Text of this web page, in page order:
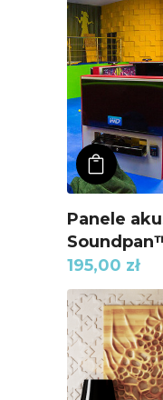
ADD
Panele
195,00 zł